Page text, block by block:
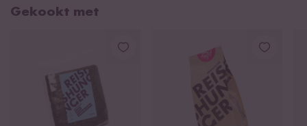
Gekookt met